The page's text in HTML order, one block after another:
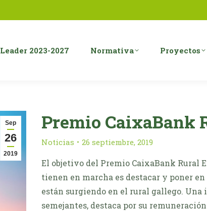
Leader 2023-2027 Normativa Proyectos
Sep
26
2019
Premio CaixaBank
Noticias 26 septiembre, 2019
El objetivo del Premio CaixaBank Rural
tienen en marcha es destacar y poner
están surgiendo en el rural gallego.
semejantes, destaca por su